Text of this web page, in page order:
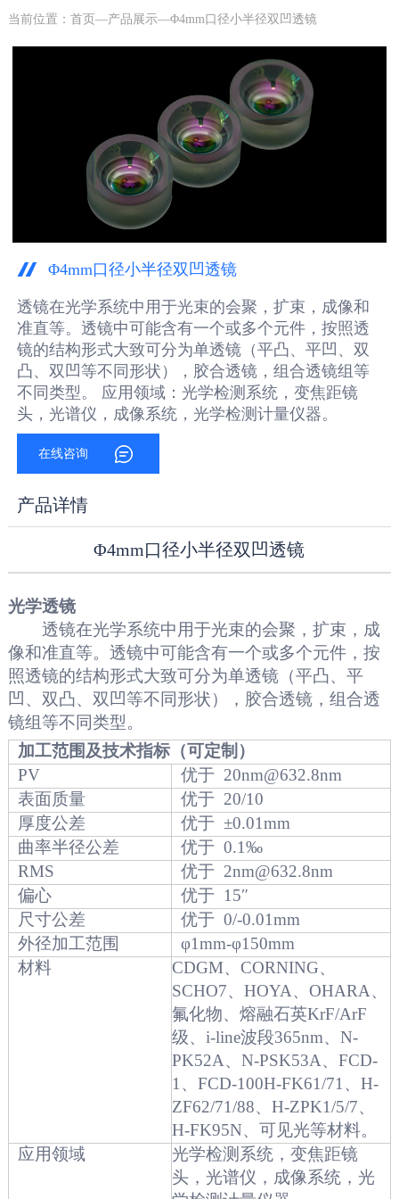
当前位置： 首页 —产品展示—Φ4mm口径小半径双凹透镜
Φ4mm口径小半径双凹透镜
透镜在光学系统中用于光束的会聚，扩束，成像和
准直等。透镜中可能含有一个或多个元件，按照透
镜的结构形式大致可分为单透镜（平凸、平凹、双
凸、双凹等不同形状），胶合透镜，组合透镜组等
不同类型。 应用领域：光学检测系统，变焦距镜
头，光谱仪，成像系统，光学检测计量仪器。
在线咨询
产品详情
Φ4mm口径小半径双凹透镜
光学透镜
透镜在光学系统中用于光束的会聚，扩束，成
像和准直等。透镜中可能含有一个或多个元件，按
照透镜的结构形式大致可分为单透镜（平凸、平
凹、双凸、双凹等不同形状），胶合透镜，组合透
镜组等不同类型。
加工范围及技术指标（可定制）
PV
优于 20nm@632.8nm
表面质量
优于 20/10
厚度公差
优于 ±0.01mm
曲率半径公差
优于 0.1‰
RMS
优于 2nm@632.8nm
偏心
优于 15″
尺寸公差
优于 0/-0.01mm
外径加工范围
φ1mm-φ150mm
材料
CDGM、CORNING、
SCHO7、HOYA、OHARA、
氟化物、熔融石英KrF/ArF
级、i-line波段365nm、N-
PK52A、N-PSK53A、FCD-
1、FCD-100H-FK61/71、H-
ZF62/71/88、H-ZPK1/5/7、
H-FK95N、可见光等材料。
应用领域
光学检测系统，变焦距镜
头，光谱仪，成像系统，光